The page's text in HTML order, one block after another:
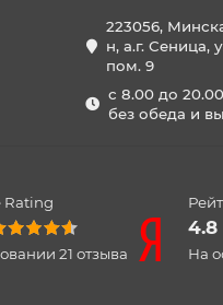
223056,
н, а.г. Сеница,
пом. 9
с 8.00 до 20.00
без обеда и
Rating
21 отзыва
4.8
На